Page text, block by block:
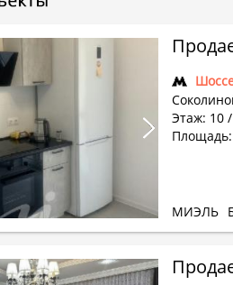
Этаж: 10
МИЭЛЬ